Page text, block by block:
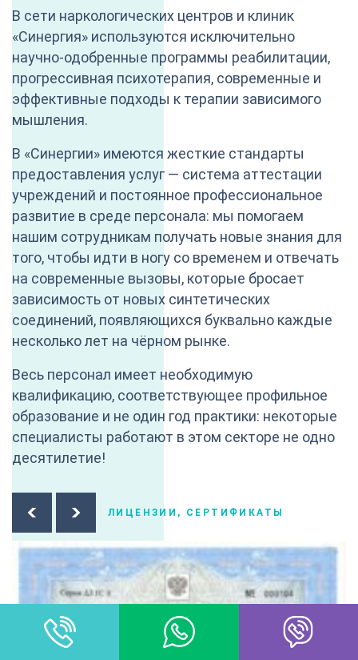
В сети наркологических центров и клиник
«Синергия» используются исключительно
научно-одобренные программы реабилитации,
прогрессивная психотерапия, современные и
эффективные подходы к терапии зависимого
мышления.
В «Синергии» имеются жесткие стандарты
предоставления услуг — система аттестации
учреждений и постоянное профессиональное
развитие в среде персонала: мы помогаем
нашим сотрудникам получать новые знания для
того, чтобы идти в ногу со временем и отвечать
на современные вызовы, которые бросает
зависимость от новых синтетических
соединений, появляющихся буквально каждые
несколько лет на чёрном рынке.
Весь персонал имеет необходимую
квалификацию, соответствующее профильное
образование и не один год практики: некоторые
специалисты работают в этом секторе не одно
десятилетие!
ЛИЦЕНЗИИ, СЕРТИФИКАТЫ